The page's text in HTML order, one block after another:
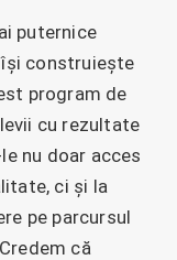
puternice
construiește
program de
cu rezultate
nu doar acces
ci și la
pe parcursul
că